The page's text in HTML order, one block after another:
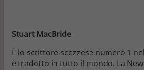
Stuart MacBride
È lo scrittore scozzese numero 1
è tradotto in tutto il mondo. La